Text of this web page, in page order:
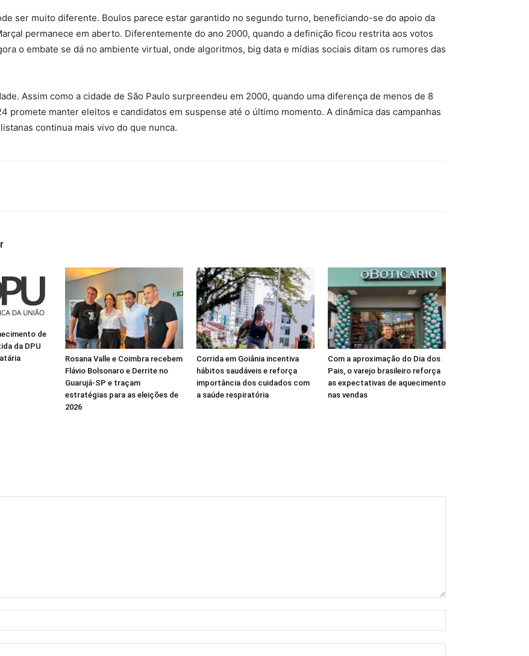
ser muito diferente. Boulos parece estar garantido no segundo turno, beneficiando-se do apoio da
permanece em aberto. Diferentemente do ano 2000, quando a definição ficou restrita aos votos
o embate se dá no ambiente virtual, onde algoritmos, big data e mídias sociais ditam os rumores das
Assim como a cidade de São Paulo surpreendeu em 2000, quando uma diferença de menos de 8
promete manter eleitos e candidatos em suspense até o último momento. A dinâmica das campanhas
continua mais vivo do que nunca.
de
da DPU
Rosana Valle e Coimbra recebem
Flávio Bolsonaro e Derrite no
Guarujá-SP e traçam
estratégias para as eleições de
2026
Corrida em Goiânia incentiva
hábitos saudáveis e reforça
importância dos cuidados com
a saúde respiratória
Com a aproximação do Dia dos
Pais, o varejo brasileiro reforça
as expectativas de aquecimento
nas vendas